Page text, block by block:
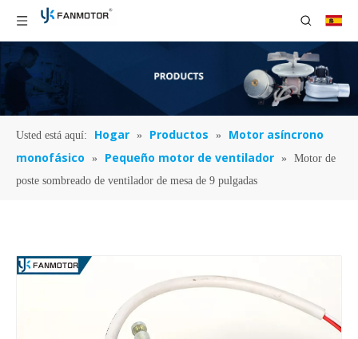
Usted está aquí: Hogar » Productos »
Motor asíncrono
monofásico
» Pequeño motor de ventilador »
Motor de
poste sombreado de ventilador de mesa de 9 pulgadas